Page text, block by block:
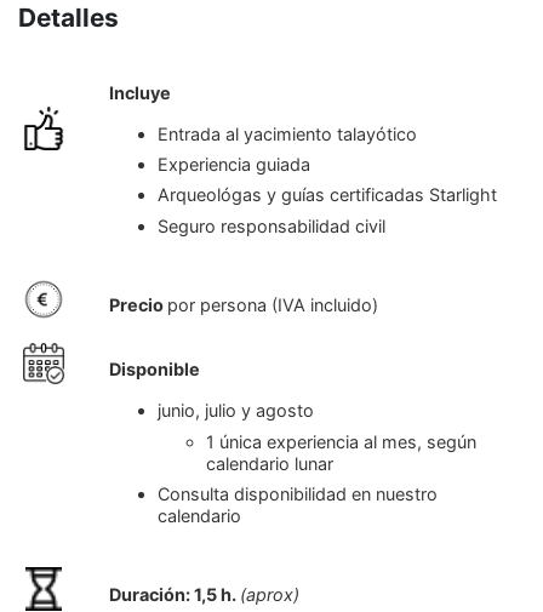
Detalles
Incluye
Entrada al yacimiento talayótico
Experiencia guiada
Arqueológas y guías certificadas Starlight
Seguro responsabilidad civil
Precio por persona (IVA incluido)
Disponible
junio, julio y agosto
1 única experiencia al mes, según
calendario lunar
Consulta disponibilidad en nuestro
calendario
Duración: 1,5 h. (aprox)